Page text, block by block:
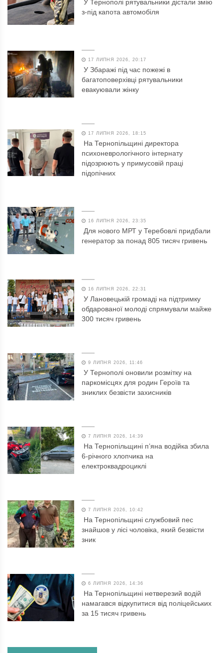
У Тернополі рятувальники дістали змію
з-під капота автомобіля
17 ЛИПНЯ 2026, 20:17
У Збаражі під час пожежі в
багатоповерхівці рятувальники
евакуювали жінку
17 ЛИПНЯ 2026, 18:15
На Тернопільщині директора
психоневрологічного інтернату
підозрюють у примусовій праці
підопічних
16 ЛИПНЯ 2026, 23:35
Для нового МРТ у Теребовлі придбали
генератор за понад 805 тисяч гривень
16 ЛИПНЯ 2026, 22:31
У Лановецькій громаді на підтримку
обдарованої молоді спрямували майже
300 тисяч гривень
9 ЛИПНЯ 2026, 11:46
У Тернополі оновили розмітку на
паркомісцях для родин Героїв та
зниклих безвісти захисників
7 ЛИПНЯ 2026, 14:39
На Тернопільщині п’яна водійка збила
6-річного хлопчика на
електроквадроциклі
7 ЛИПНЯ 2026, 10:42
На Тернопільщині службовий пес
знайшов у лісі чоловіка, який безвісти
зник
6 ЛИПНЯ 2026, 14:36
На Тернопільщині нетверезий водій
намагався відкупитися від поліцейських
за 15 тисяч гривень